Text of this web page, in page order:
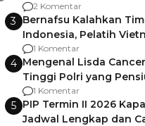
Pemalang
2 Komentar
3 Bernafsu Kalahkan
Indonesia, Pelatih
Berencana Pakai Jimat
1 Komentar
4 Mengenal Lisda
Tinggi Polri yang
Usai Jadi Brigjen
1 Komentar
5 PIP Termin II 2026
Jadwal Lengkap dan